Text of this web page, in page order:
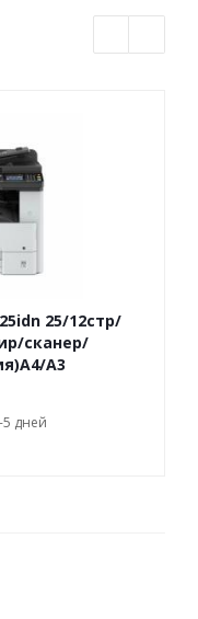
25/12стр/
сканер/
А3
дней